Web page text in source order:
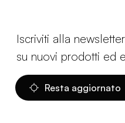
Iscriviti alla
su nuovi prodotti ed
Resta aggiornato